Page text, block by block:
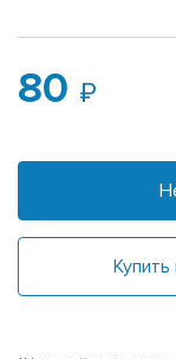
80
Купить